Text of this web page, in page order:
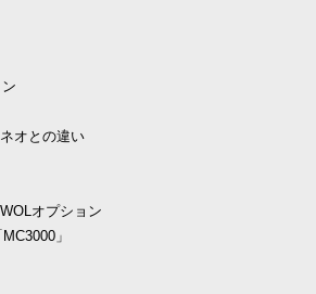
オとの違い
オプション
」